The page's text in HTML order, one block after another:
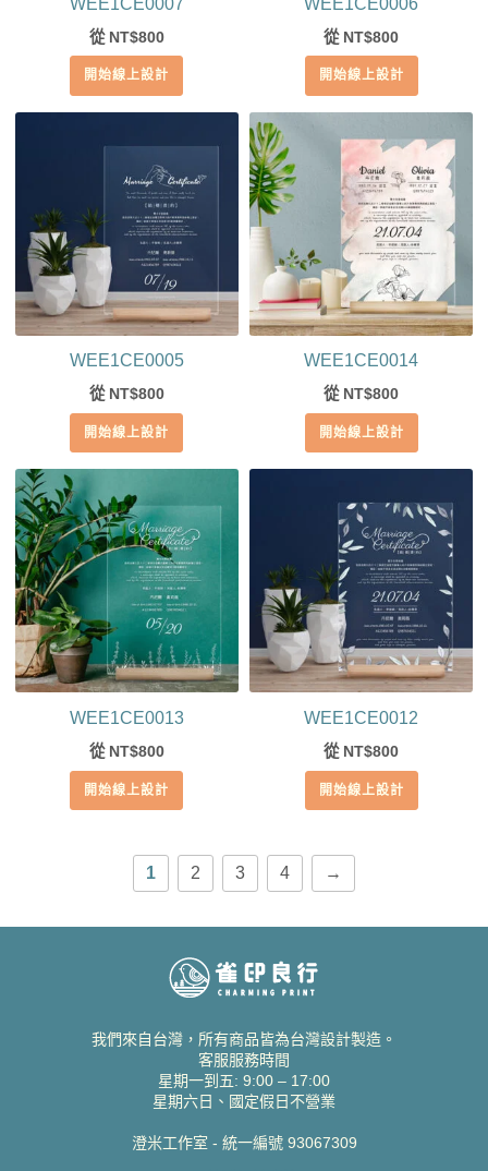
從 NT$800
開始線上設計
從 NT$800
開始線上設計
WEE1CE0005
從 NT$800
開始線上設計
WEE1CE0014
從 NT$800
開始線上設計
WEE1CE0013
從 NT$800
開始線上設計
WEE1CE0012
從 NT$800
開始線上設計
1 2 3 4 →
我們來自台灣，所有商品皆為台灣設計製造。
客服服務時間
星期一到五: 9:00 – 17:00
星期六日、國定假日不營業
澄米工作室 - 統一編號 93067309